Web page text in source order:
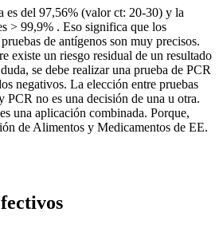
es del 97,56% (valor ct: 20-30) y la
> 99,9% . Eso significa que los
de antígenos son muy precisos.
existe un riesgo residual de un resultado
se debe realizar una prueba de PCR
negativos. La elección entre pruebas
PCR no es una decisión de una u otra.
una aplicación combinada. Porque,
de Alimentos y Medicamentos de EE.